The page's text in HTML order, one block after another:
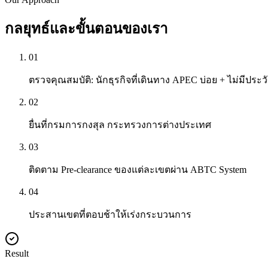
กลยุทธ์และขั้นตอนของเรา
01
ตรวจคุณสมบัติ: นักธุรกิจที่เดินทาง APEC บ่อย + ไม่มีประ
02
ยื่นที่กรมการกงสุล กระทรวงการต่างประเทศ
03
ติดตาม Pre-clearance ของแต่ละเขตผ่าน ABTC System
04
ประสานเขตที่ตอบช้าให้เร่งกระบวนการ
Result